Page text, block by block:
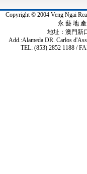
Copyright © 2004 Veng Ngai
永 藝 地
地址：澳門新
Add.:Alameda DR. Carlos
TEL: (853) 2852 1188 /